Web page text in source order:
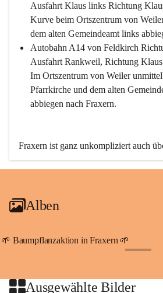
Ausfahrt Klaus links Richtung
Kurve beim Ortszentrum von
dem alten Gemeindeamt links
Autobahn A14 von Feldkirch
Ausfahrt Rankweil, Richtung
Im Ortszentrum von Weiler
Pfarrkirche und dem alten
abbiegen nach Fraxern.
Fraxern ist ganz unkompliziert auch
den öffentlichen Verkehrsmitteln zu
An Samstagen, Sonn- und Feiertagen
persönlichen Linienbus zur
Haltestelle bestellen. Sowohl von
beide Fahrten Weiler-Fraxern-Weiler.
Alben
🌱 Baumpflanzaktion in Fraxern 🌱
Ausgewählte Bilder